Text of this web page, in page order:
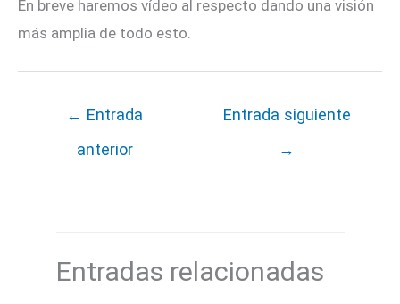
En breve haremos vídeo al respecto dando una visión
más amplia de todo esto.
← Entrada
anterior
Entrada siguiente
→
Entradas relacionadas